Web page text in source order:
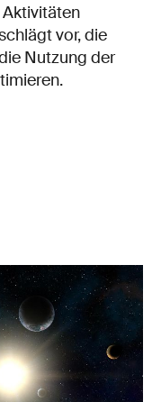
vor, die
Nutzung der